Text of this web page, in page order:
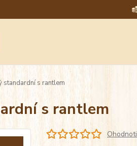
standardní s rantlem
s rantlem